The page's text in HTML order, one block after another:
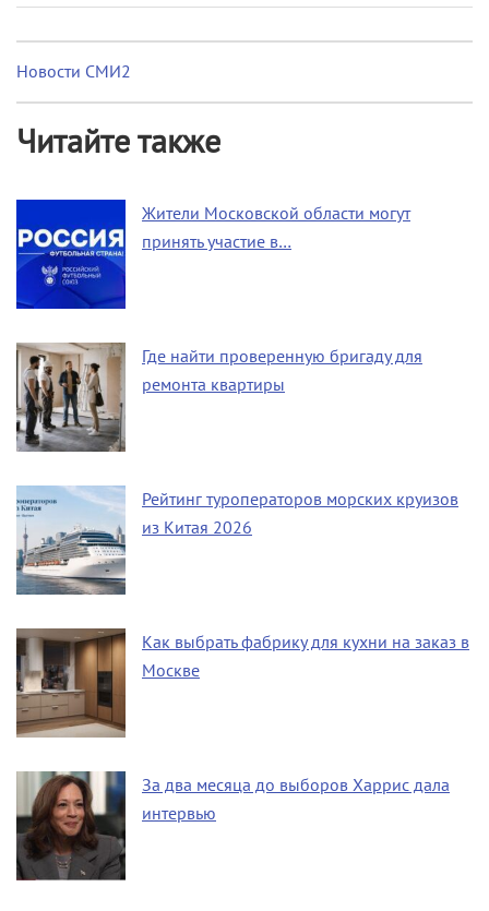
Новости СМИ2
Читайте также
Жители Московской области могут
принять участие в…
Где найти проверенную бригаду для
ремонта квартиры
Рейтинг туроператоров морских круизов
из Китая 2026
Как выбрать фабрику для кухни на заказ в
Москве
За два месяца до выборов Харрис дала
интервью